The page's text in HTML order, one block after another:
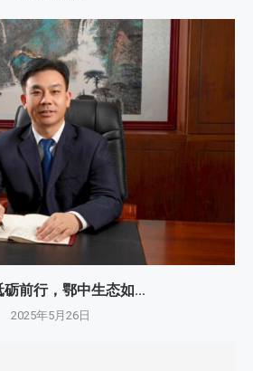
砺前行，鄂中生态如...
2025年5月26日